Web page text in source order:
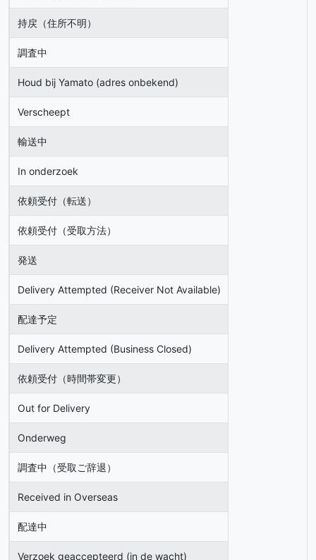
持戻（住所不明）
調査中
Houd bij Yamato (adres onbekend)
Verscheept
輸送中
In onderzoek
依頼受付（転送）
依頼受付（受取方法）
発送
Delivery Attempted (Receiver Not Available)
配達予定
Delivery Attempted (Business Closed)
依頼受付（時間帯変更）
Out for Delivery
Onderweg
調査中（受取ご辞退）
Received in Overseas
配達中
Verzoek geaccepteerd (in de wacht)